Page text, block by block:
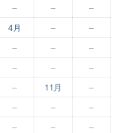
– – –
4月 –
–
– – –
– –
–
– 11月 –
– –
–
– – –